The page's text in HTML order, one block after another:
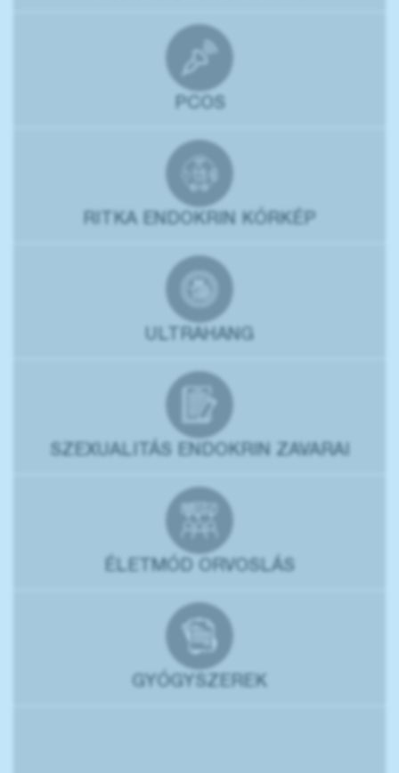
PCOS
RITKA ENDOKRIN KÓRKÉP
ULTRAHANG
SZEXUALITÁS ENDOKRIN ZAVARAI
ÉLETMÓD ORVOSLÁS
GYÓGYSZEREK